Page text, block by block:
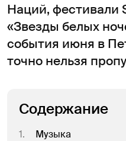
Наций, фестивали
«Звезды белых
события июня в
точно нельзя
Содержание
1.
Музыка